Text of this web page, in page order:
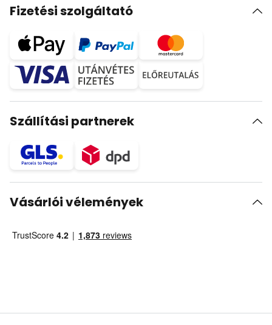
Fizetési szolgáltató
Szállítási partnerek
Vásárlói vélemények